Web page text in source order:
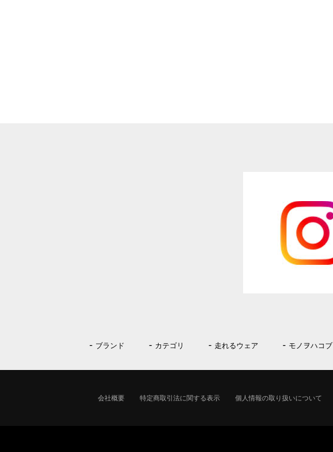
ブランド カテゴリ 走れるウェア モノヲハコブ
会社概要 特定商取引法に関する表示 個人情報の取り扱いについて